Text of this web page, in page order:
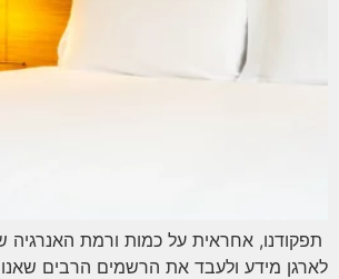
תפקודנו, אחראית על כמות ורמת האנרגיה
לארגן מידע ולעבד את הרשמים הרבים שאנו